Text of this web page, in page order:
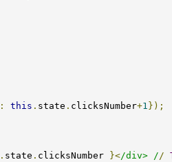
: this . state . clicksNumber+1 });
. state . clicksNumber }</div> //